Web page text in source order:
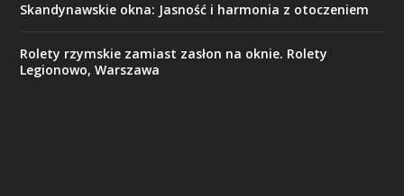
Skandynawskie okna: Jasność i harmonia z otoczeniem
Rolety rzymskie zamiast zasłon na oknie. Rolety
Legionowo, Warszawa